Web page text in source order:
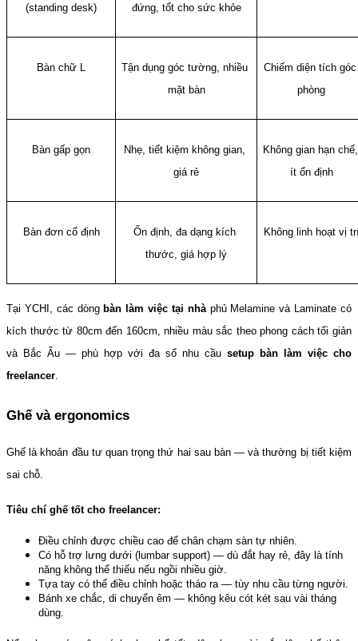
(standing desk)
đứng, tốt cho sức khỏe
Bàn chữ L
Tận dụng góc tường, nhiều
mặt bàn
Chiếm diện tích góc
phòng
Bàn gấp gọn
Nhẹ, tiết kiệm không gian,
giá rẻ
Không gian hạn chế,
ít ổn định
Bàn đơn cố định
Ổn định, đa dạng kích
thước, giá hợp lý
Không linh hoạt vị
Tại YCHI, các dòng bàn làm việc tại nhà phủ Melamine và Laminate có
kích thước từ 80cm đến 160cm, nhiều màu sắc theo phong cách tối giản
và Bắc Âu — phù hợp với đa số nhu cầu setup bàn làm việc cho
freelancer
Ghế và ergonomics
Ghế là khoản đầu tư quan trọng thứ hai sau bàn — và thường bị tiết kiệm
sai chỗ.
Tiêu chí ghế tốt cho freelancer:
Điều chỉnh được chiều cao để chân chạm sàn tự nhiên.
Có hỗ trợ lưng dưới (lumbar support) — dù đắt hay rẻ, đây là tính
năng không thể thiếu nếu ngồi nhiều giờ.
Tựa tay có thể điều chỉnh hoặc tháo ra — tùy nhu cầu từng người.
Bánh xe chắc, di chuyển êm — không kêu cót két sau vài tháng
dùng.